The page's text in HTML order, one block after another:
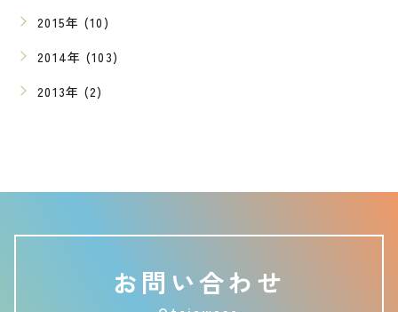
2015年 (10)
2014年 (103)
2013年 (2)
お問い合わせ